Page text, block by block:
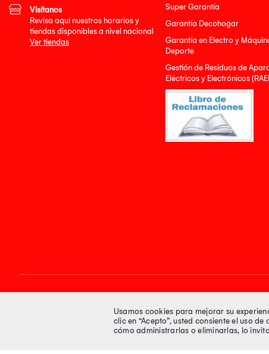
Super Garantía
Garantía Decohogar
Garantía en Electro y
Deporte
Gestión de Residuos de
Eléctricos y Electrónicos
Visítanos
Revisa aquí nuestros horarios y
tiendas disponibles a nivel nacional
Ver tiendas
Síguenos enUsamos cookies para mejorar su
clic en “Acepto”, usted consiente el uso
cómo administrarlas o eliminarlas, lo